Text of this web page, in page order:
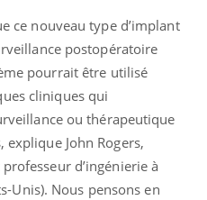
ce nouveau type d’implant
postopératoire
pourrait être utilisé
cliniques qui
ou thérapeutique
John Rogers,
d’ingénierie à
Unis). Nous pensons en